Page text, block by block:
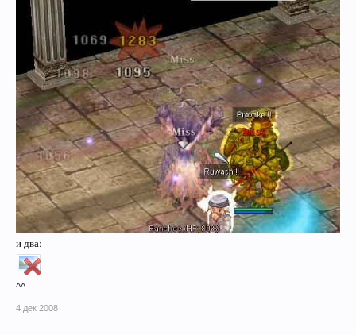
и два:
^^
4 дек 2008